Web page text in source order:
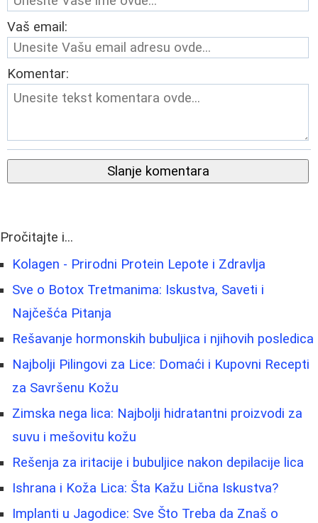
Vaš email:
Komentar:
Slanje komentara
Pročitajte i...
Kolagen - Prirodni Protein Lepote i Zdravlja
Sve o Botox Tretmanima: Iskustva, Saveti i
Najčešća Pitanja
Rešavanje hormonskih bubuljica i njihovih posledica
Najbolji Pilingovi za Lice: Domaći i Kupovni Recepti
za Savršenu Kožu
Zimska nega lica: Najbolji hidratantni proizvodi za
suvu i mešovitu kožu
Rešenja za iritacije i bubuljice nakon depilacije lica
Ishrana i Koža Lica: Šta Kažu Lična Iskustva?
Implanti u Jagodice: Sve Što Treba da Znaš o